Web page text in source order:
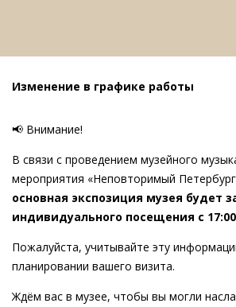
Изменение в графике работы
📢 Внимание!
В связи с проведением музейного
мероприятия «Неповторимый
основная экспозиция музея будет
индивидуального посещения с
Пожалуйста, учитывайте эту
планировании вашего визита.
Ждём вас в музее, чтобы вы могли